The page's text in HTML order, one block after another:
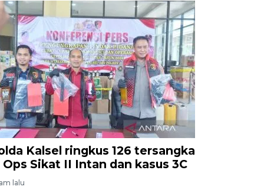
Kalsel ringkus 126 tersangka
Ops Sikat II Intan dan kasus 3C
lalu